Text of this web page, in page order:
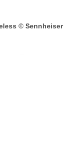
© Sennheiser